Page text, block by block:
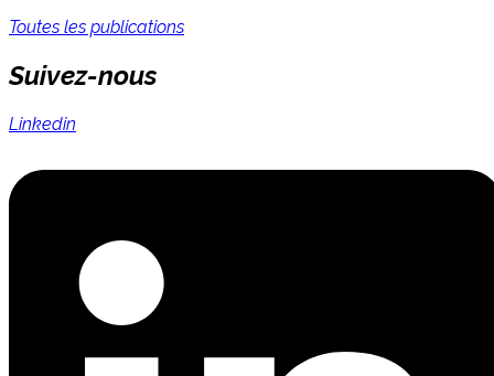
Toutes les publications
Suivez-nous
Linkedin